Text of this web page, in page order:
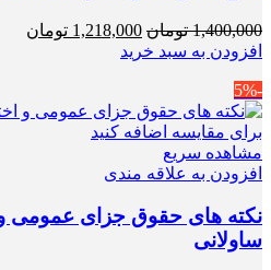
1,400,000 تومان قیمت
اصلی
1,218,000 تومان
افزودن به سبد خرید
-5%
برای مقایسه اضافه کنید
مشاهده سریع
افزودن به علاقه مندی
نکته های حقوق جزای عمومی
ساولانی